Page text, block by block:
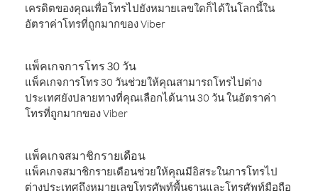
เครดิตของคุณเพื่อโทรไปยังหมายเลขใดก็ได้ในโลกนี้ใน
อัตราค่าโทรที่ถูกมากของ Viber
แพ็คเกจการโทร 30 วัน
แพ็คเกจการโทร 30 วันช่วยให้คุณสามารถโทรไปต่าง
ประเทศยังปลายทางที่คุณเลือกได้นาน 30 วัน ในอัตราค่า
โทรที่ถูกมากของ Viber
แพ็คเกจสมาชิกรายเดือน
แพ็คเกจสมาชิกรายเดือนช่วยให้คุณมีอิสระในการโทรไป
ต่างประเทศถึงหมายเลขโทรศัพท์พื้นฐานและโทรศัพท์มือถือ